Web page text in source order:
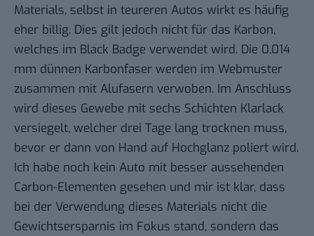
Materials, selbst in teureren Autos wirkt es häufig
eher billig. Dies gilt jedoch nicht für das Karbon,
welches im Black Badge verwendet wird. Die 0,014
mm dünnen Karbonfaser werden im Webmuster
zusammen mit Alufasern verwoben. Im Anschluss
wird dieses Gewebe mit sechs Schichten Klarlack
versiegelt, welcher drei Tage lang trocknen muss,
bevor er dann von Hand auf Hochglanz poliert wird.
Ich habe noch kein Auto mit besser aussehenden
Carbon-Elementen gesehen und mir ist klar, dass
bei der Verwendung dieses Materials nicht die
Gewichtsersparnis im Fokus stand, sondern das